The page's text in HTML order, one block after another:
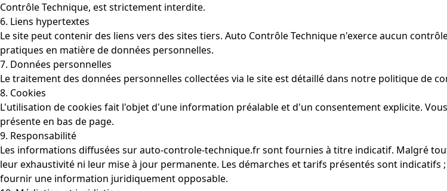
Contrôle Technique, est strictement interdite.
6. Liens hypertextes
Le site peut contenir des liens vers des sites tiers. Auto Contrôle Technique n'exerce aucun
pratiques en matière de données personnelles.
7. Données personnelles
Le traitement des données personnelles collectées via le site est détaillé dans notre politique de
8. Cookies
L'utilisation de cookies fait l'objet d'une information préalable et d'un consentement explicite.
présente en bas de page.
9. Responsabilité
Les informations diffusées sur auto-controle-technique.fr sont fournies à titre indicatif. Malgré
leur exhaustivité ni leur mise à jour permanente. Les démarches et tarifs présentés sont
fournir une information juridiquement opposable.